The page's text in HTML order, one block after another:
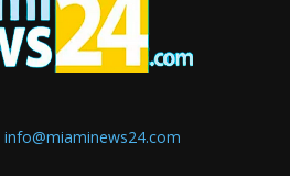
info@miaminews24.com